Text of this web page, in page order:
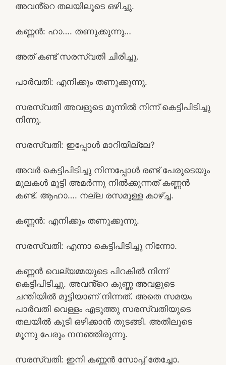
അവൻ്റെ തലയിലൂടെ ഒഴിച്ചു.
കണ്ണൻ: ഹാ…. തണുക്കുന്നു…
അത് കണ്ട് സരസ്വതി ചിരിച്ചു.
പാർവതി: എനിക്കും തണുക്കുന്നു.
സരസ്വതി അവളുടെ മുന്നിൽ നിന്ന് കെട്ടിപിടിച്ചു
നിന്നു.
സരസ്വതി: ഇപ്പോൾ മാറിയില്ലേ?
അവർ കെട്ടിപിടിച്ചു നിന്നപ്പോൾ രണ്ട് പേരുടെയും
മുലകൾ മുട്ടി അമർന്നു നിൽക്കുന്നത് കണ്ണൻ
കണ്ട്. ആഹാ…. നല്ല രസമുള്ള കാഴ്ച്ച.
കണ്ണൻ: എനിക്കും തണുക്കുന്നു.
സരസ്വതി: എന്നാ കെട്ടിപിടിച്ചു നിന്നോ.
കണ്ണൻ വെല്യമ്മയുടെ പിറകിൽ നിന്ന്
കെട്ടിപിടിച്ചു. അവൻ്റെ കുണ്ണ അവളുടെ
ചന്തിയിൽ മുട്ടിയാണ് നിന്നത്. അതെ സമയം
പാർവതി വെള്ളം എടുത്തു സരസ്വതിയുടെ
തലയിൽ കൂടി ഒഴിക്കാൻ തുടങ്ങി. അതിലൂടെ
മൂന്നു പേരും നനഞ്ഞിരുന്നു.
സരസ്വതി: ഇനി കണ്ണൻ സോപ്പ് തേച്ചോ.